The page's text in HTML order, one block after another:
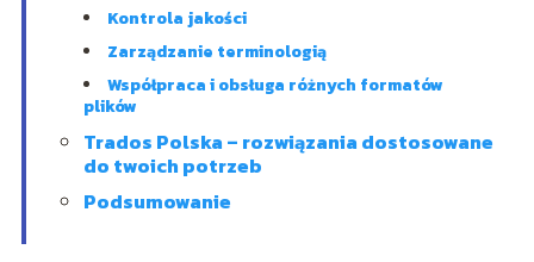
Kontrola jakości
Zarządzanie terminologią
Współpraca i obsługa różnych formatów
plików
Trados Polska – rozwiązania dostosowane
do twoich potrzeb
Podsumowanie